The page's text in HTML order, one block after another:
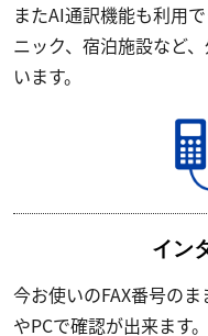
またAI通訳機能も利用
ニック、宿泊施設など
います。
イン
今お使いのFAX番号の
やPCで確認が出来ます